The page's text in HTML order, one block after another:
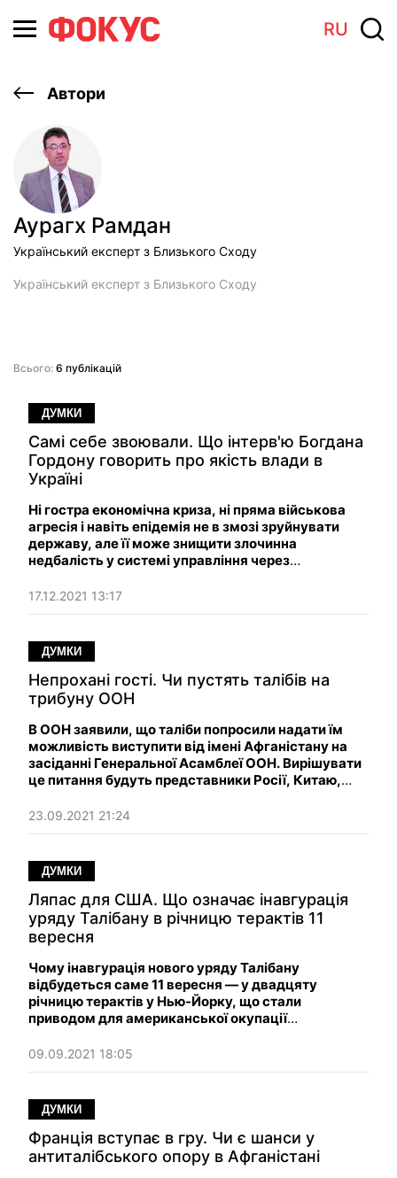
RU
Автори
Аурагх Рамдан
Український експерт з Близького Сходу
Український експерт з Близького Сходу
Всього: 6 публікацій
ДУМКИ
Самi cебе звоювали. Що інтерв'ю Богдана
Гордону говорить про якість влади в
Україні
Ні гостра економічна криза, ні пряма військова
агресія і навіть епідемія не в змозі зруйнувати
державу, але її може знищити злочинна
недбалість у системі управління через
17.12.2021 13:17
ДУМКИ
Непрохані гості. Чи пустять талібів на
трибуну ООН
В ООН заявили, що таліби попросили надати їм
можливість виступити від імені Афганістану на
засіданні Генеральної Асамблеї ООН. Вирішувати
це питання будуть представники Росії, Китаю,
країн.
23.09.2021 21:24
ДУМКИ
Ляпас для США. Що означає інавгурація
уряду Талібану в річницю терактів 11
вересня
Чому інавгурація нового уряду Талібану
відбудеться саме 11 вересня — у двадцяту
річницю терактів у Нью-Йорку, що стали
приводом для американської окупації
09.09.2021 18:05
ДУМКИ
Франція вступає в гру. Чи є шанси у
антиталібського опору в Афганістані